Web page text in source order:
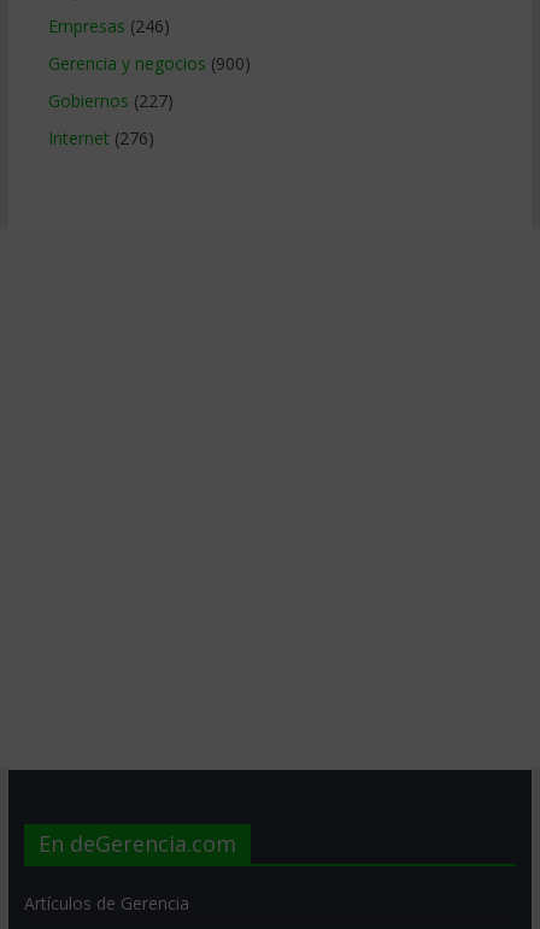
Empresas (246)
Gerencia y negocios (900)
Gobiernos (227)
Internet (276)
En deGerencia.com
Artículos de Gerencia